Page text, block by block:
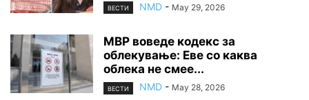
ВЕСТИ NMD - May 29, 2026
МВР воведе кодекс за
облекување: Еве со каква
облека не смее...
ВЕСТИ NMD - May 28, 2026